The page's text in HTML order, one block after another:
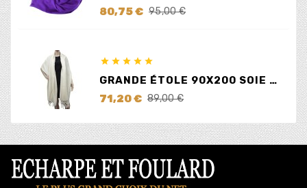
80,75 € 95,00 €
    
GRANDE ÉTOLE 90X200 SOIE ET CACHEMIRE ÉCRUE
71,20 € 89,00 €
base